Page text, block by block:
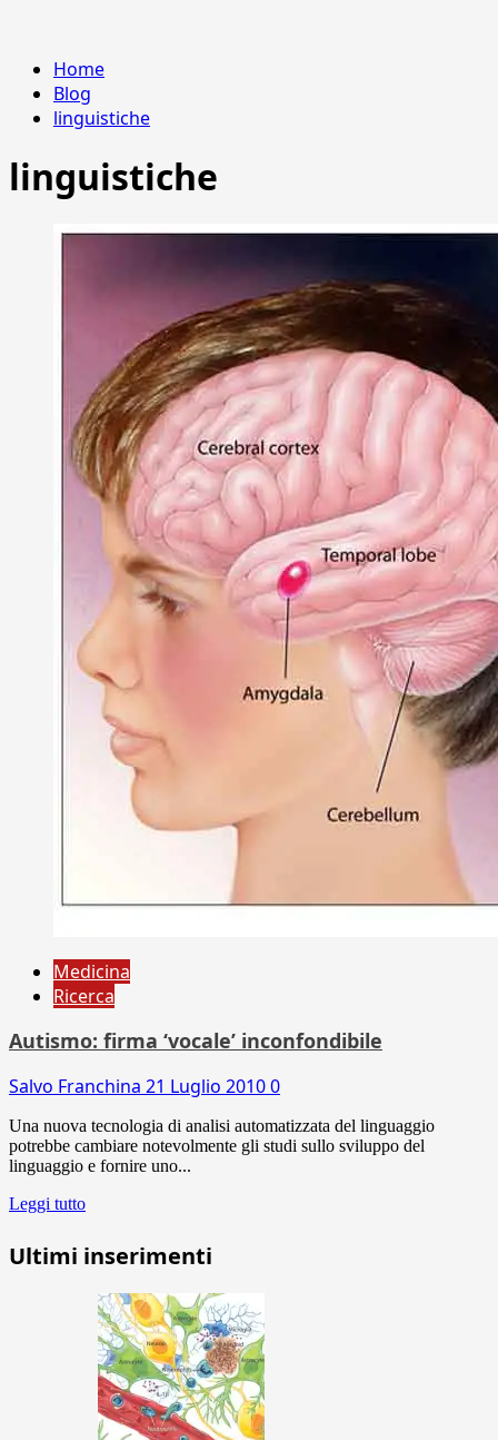
Home
Blog
linguistiche
linguistiche
Medicina
Ricerca
Autismo: firma ‘vocale’ inconfondibile
Salvo Franchina 21 Luglio 20100
Una nuova tecnologia di analisi automatizzata del linguaggio
potrebbe cambiare notevolmente gli studi sullo sviluppo del
linguaggio e fornire uno...
Leggi tutto
Ultimi inserimenti